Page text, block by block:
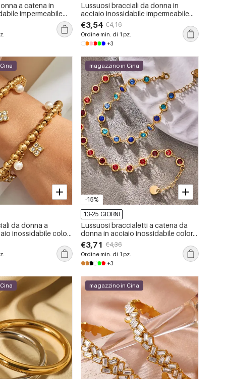
a catena in
impermeabile
Lussuosi bracciali da donna in
acciaio inossidabile impermeabile
color oro con zirconi
€3,54 €4,16
Ordine min. di 1 pz.
+3
da donna a
inossidabile color
motivo floreale,
-15%
magazzino in Cina
13-25 GIORNI
Lussuosi braccialetti a catena da
donna in acciaio inossidabile color
oro, impermeabili e anti-ossidazione,
con cerchi colorati
€3,71 €4,36
Ordine min. di 1 pz.
+3
magazzino in Cina